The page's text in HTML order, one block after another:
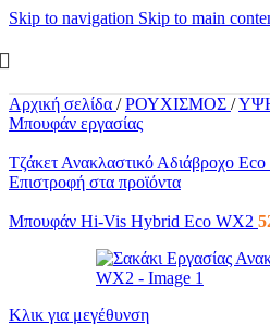
Skip to navigation Skip to main
Αρχική σελίδα / ΡΟΥΧΙΣΜΟΣ /
Μπουφάν εργασίας
Τζάκετ Ανακλαστικό Αδιάβροχο
Επιστροφή στα προϊόντα
Μπουφάν Hi-Vis Hybrid Eco WX2
Κλικ για μεγέθυνση